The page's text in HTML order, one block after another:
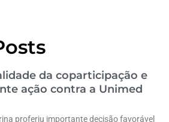
da coparticipação e
ação contra a Unimed
proferiu importante decisão favorável